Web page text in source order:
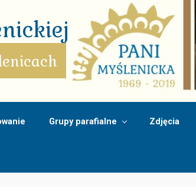
Grupy parafialne Zdjęcia